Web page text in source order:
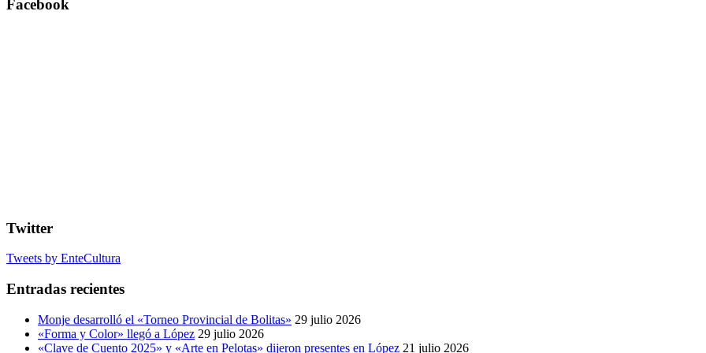
Facebook
Twitter
Tweets by EnteCultura
Entradas recientes
Monje desarrolló el «Torneo Provincial de Bolitas» 29 julio 2026
«Forma y Color» llegó a López 29 julio 2026
«Clave de Cuento 2025» y «Arte en Pelotas» dijeron presentes en López 21 julio 2026